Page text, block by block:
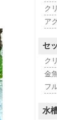
ク
ア
セ
ク
金
フ
水